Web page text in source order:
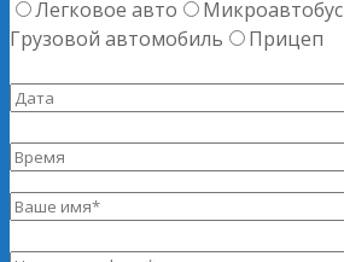
Легковое авто Микроавтобус
Грузовой автомобиль
Прицеп